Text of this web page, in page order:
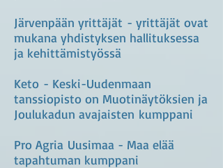
Järvenpään yrittäjät - yrittäjät ovat
mukana yhdistyksen hallituksessa
ja kehittämistyössä
Keto - Keski-Uudenmaan
tanssiopisto on Muotinäytöksien ja
Joulukadun avajaisten kumppani
Pro Agria Uusimaa - Maa elää
tapahtuman kumppani